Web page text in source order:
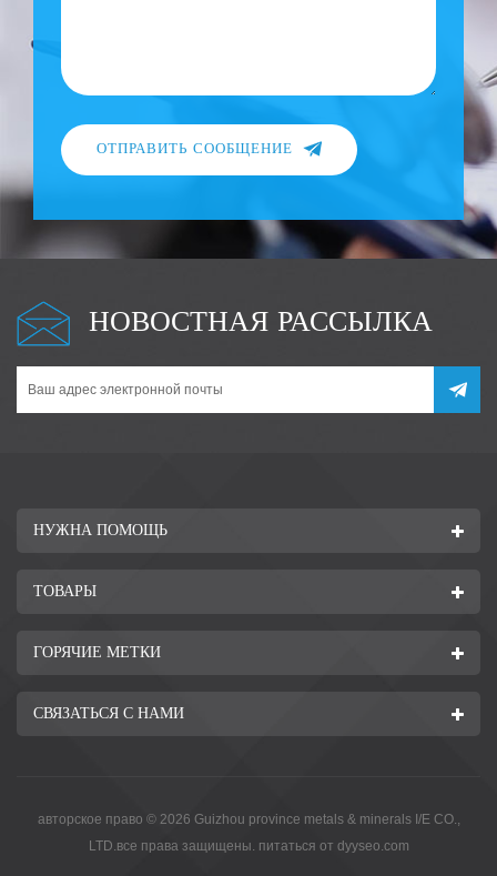
ОТПРАВИТЬ СООБЩЕНИЕ
НОВОСТНАЯ РАССЫЛКА
НУЖНА ПОМОЩЬ
ТОВАРЫ
ГОРЯЧИЕ МЕТКИ
СВЯЗАТЬСЯ С НАМИ
авторское право © 2026 Guizhou province metals & minerals I/E CO.,
LTD.все права защищены. питаться от dyyseo.com